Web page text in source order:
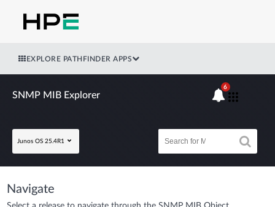
EXPLORE PATHFINDER APPS
SNMP MIB Explorer
Junos OS 25.4R1
6
Navigate